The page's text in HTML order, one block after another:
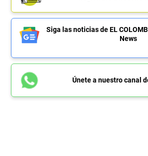
Siga las noticias de EL
News
Únete a nuestro canal